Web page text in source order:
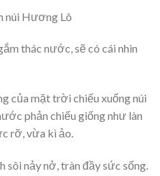
núi Hương Lô
thác nước, sẽ có cái nhìn
của mặt trời chiếu xuống núi
phản chiếu giống như làn
rỡ, vừa kì ảo.
sôi nảy nở, tràn đầy sức sống.